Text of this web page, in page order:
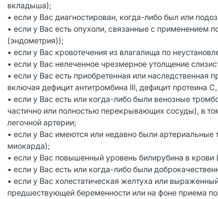
вкладыша);
• если у Вас диагностирован, когда-либо был или
• если у Вас есть опухоли, связанные с применением
(эндометрия));
• если у Вас кровотечения из влагалища по
• если у Вас нелеченное чрезмерное утолщение
• если у Вас есть приобретенная или
включая дефицит антитромбина III, дефицит протеина
• если у Вас есть или когда-либо были венозные
частично или полностью перекрывающих сосуды), в
легочной артерии;
• если у Вас имеются или недавно были
миокарда);
• если у Вас повышенный уровень билирубина в
• если у Вас есть или когда-либо были
• если у Вас холестатическая желтуха или
предшествующей беременности или на фоне приема